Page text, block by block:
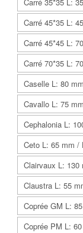
Carré 45*35 L:
Carré 45*45 L:
Carré 70*35 L:
Caselle L: 80
Cavallo L: 75
Cephalonia L:
Ceto L: 65 mm /
Clairvaux L: 130
Claustra L: 55
Coprée GM L:
Coprée PM L: